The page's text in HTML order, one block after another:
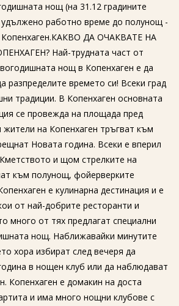
нощ (на 31.12 градините
работно време до полунощ -
Копенхаген.КАКВО ДА ОЧАКВАТЕ НА
Най-трудната част от
нощ в Копенхаген е да
разпределите времето си! Всеки град
традиции. В Копенхаген основната
се провежда на площада пред
на Копенхаген тръгват към
Новата година. Всеки е вперил
и щом стрелките на
към полунощ, фойерверките
е кулинарна дестинация и е
от най-добрите ресторанти и
много от тях предлагат специални
нощ. Наближавайки минутите
хора избират след вечеря да
в нощен клуб или да наблюдават
Копенхаген е домакин на доста
и има много нощни клубове с